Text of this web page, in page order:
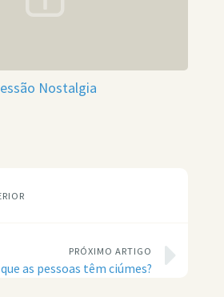
Nostalgia
PRÓXIMO ARTIGO
as pessoas têm ciúmes?